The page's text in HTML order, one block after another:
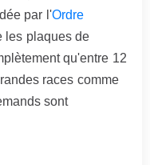
par l'Ordre
les plaques de
qu'entre 12
races comme
sont